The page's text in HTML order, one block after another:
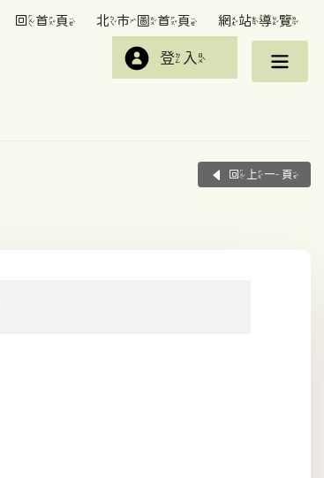
回首頁 北市圖首頁 網站導覽
登入
回上一頁